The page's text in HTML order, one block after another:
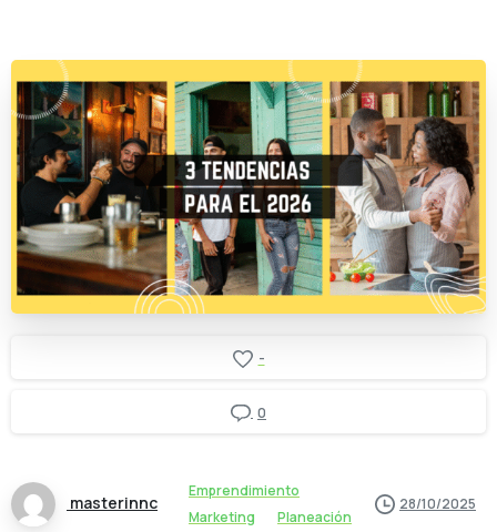
-
0
masterinnc
Emprendimiento
Marketing
Planeación
28/10/2025